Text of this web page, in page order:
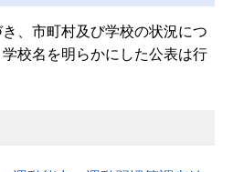
、市町村及び学校の状況につ
校名を明らかにした公表は行